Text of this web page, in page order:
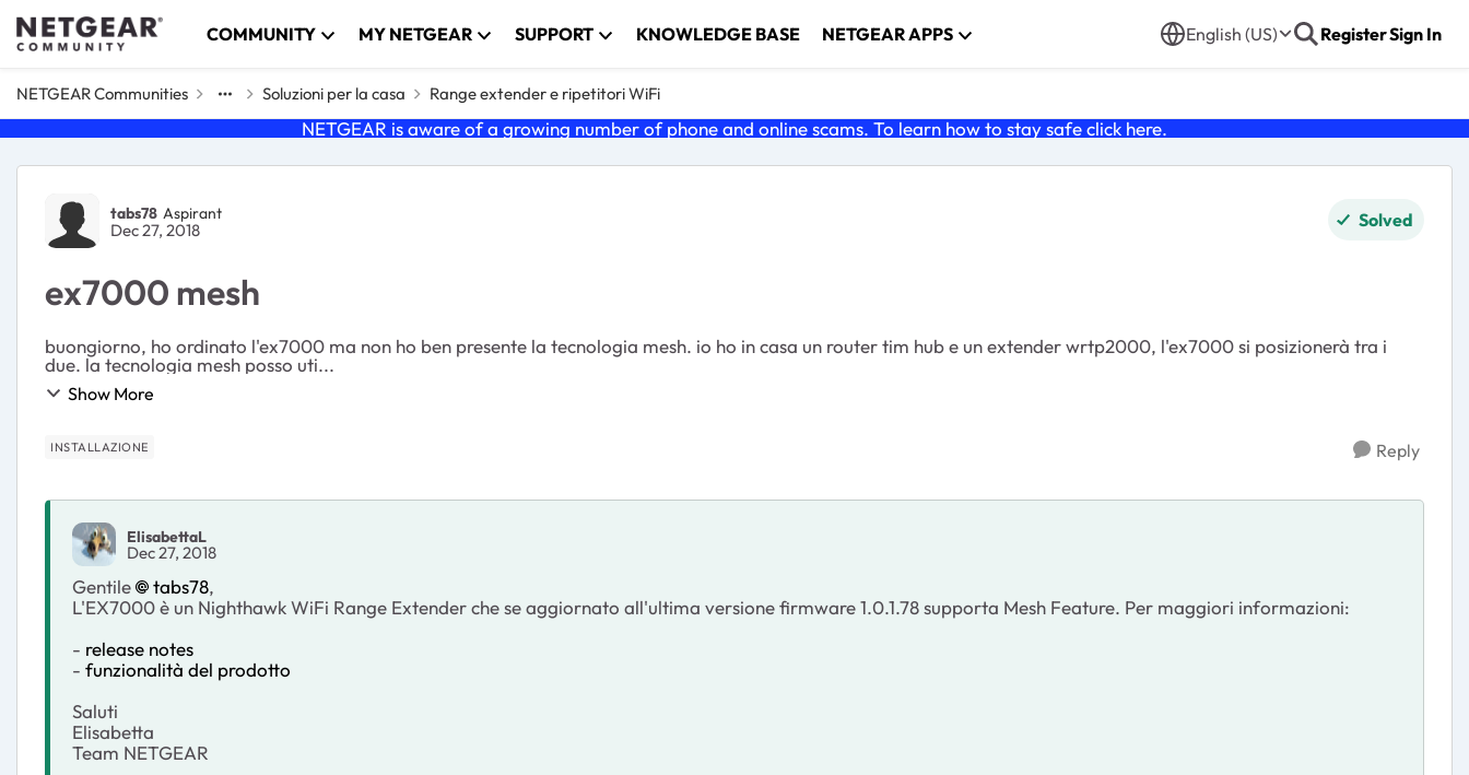
Skip to content COMMUNITY MY NETGEAR SUPPORT KNOWLEDGE BASE NETGEAR APPS English (US) RegisterSign In
NETGEAR Communities Soluzioni per la casa Range extender e ripetitori WiFi
NETGEAR is aware of a growing number of phone and online scams. To learn how to stay safe click here.
Forum Discussion
tabs78 Aspirant
Dec 27, 2018 Solved
ex7000 mesh
buongiorno, ho ordinato l'ex7000 ma non ho ben presente la tecnologia mesh. io ho in casa un router tim hub e un extender wrtp2000, l'ex7000 si posizionerà tra i
due. la tecnologia mesh posso uti...
Show More
INSTALLAZIONE Reply
ElisabettaL
Dec 27, 2018
Gentile tabs78,
L'EX7000 è un Nighthawk WiFi Range Extender che se aggiornato all'ultima versione firmware 1.0.1.78 supporta Mesh Feature. Per maggiori informazioni:
- release notes
- funzionalità del prodotto
Saluti
Elisabetta
Team NETGEAR